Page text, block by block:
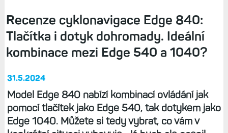
Recenze cyklonavigace Edge 840:
Tlačítka i dotyk dohromady. Ideální
kombinace mezi Edge 540 a 1040?
31.5.2024
Model Edge 840 nabízí kombinací ovládání jak
pomocí tlačítek jako Edge 540, tak dotykem jako
Edge 1040. Můžete si tedy vybrat, co vám v